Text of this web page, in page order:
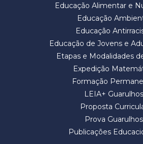
Educação Alimentar e
Educação
Educação
Educação de Jovens e
Etapas e Modalidades
Expedição
Formação
LEIA+ Guarulhos
Proposta
Prova Guarulhos
Publicações